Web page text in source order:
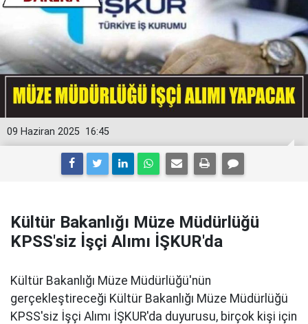
16:45
09 Haziran 2025
Kültür Bakanlığı Müze Müdürlüğü
KPSS'siz İşçi Alımı İŞKUR'da
Kültür Bakanlığı Müze Müdürlüğü'nün
gerçekleştireceği Kültür Bakanlığı Müze Müdürlüğü
KPSS'siz İşçi Alımı İŞKUR'da duyurusu, birçok kişi için